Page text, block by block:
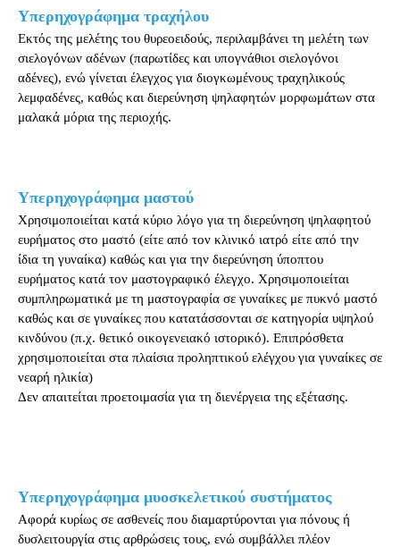
Υπερηχογράφημα τραχήλου
Εκτός της μελέτης του θυρεοειδούς, περιλαμβάνει τη μελέτη των
σιελογόνων αδένων (παρωτίδες και υπογνάθιοι σιελογόνοι
αδένες), ενώ γίνεται έλεγχος για διογκωμένους τραχηλικούς
λεμφαδένες, καθώς και διερεύνηση ψηλαφητών μορφωμάτων στα
μαλακά μόρια της περιοχής.
Υπερηχογράφημα μαστού
Χρησιμοποιείται κατά κύριο λόγο για τη διερεύνηση ψηλαφητού
ευρήματος στο μαστό (είτε από τον κλινικό ιατρό είτε από την
ίδια τη γυναίκα) καθώς και για την διερεύνηση ύποπτου
ευρήματος κατά τον μαστογραφικό έλεγχο. Χρησιμοποιείται
συμπληρωματικά με τη μαστογραφία σε γυναίκες με πυκνό μαστό
καθώς και σε γυναίκες που κατατάσσονται σε κατηγορία υψηλού
κινδύνου (π.χ. θετικό οικογενειακό ιστορικό). Επιπρόσθετα
χρησιμοποιείται στα πλαίσια προληπτικού ελέγχου για γυναίκες σε
νεαρή ηλικία)
Δεν απαιτείται προετοιμασία για τη διενέργεια της εξέτασης.
Υπερηχογράφημα μυοσκελετικού συστήματος
Αφορά κυρίως σε ασθενείς που διαμαρτύρονται για πόνους ή
δυσλειτουργία στις αρθρώσεις τους, ενώ συμβάλλει πλέον